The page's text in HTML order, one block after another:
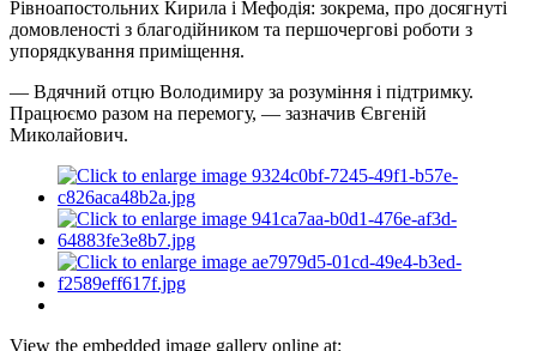
Рівноапостольних Кирила і Мефодія: зокрема, про досягнуті
домовленості з благодійником та першочергові роботи з
упорядкування приміщення.
— Вдячний отцю Володимиру за розуміння і підтримку.
Працюємо разом на перемогу, — зазначив Євгеній
Миколайович.
View the embedded image gallery online at: